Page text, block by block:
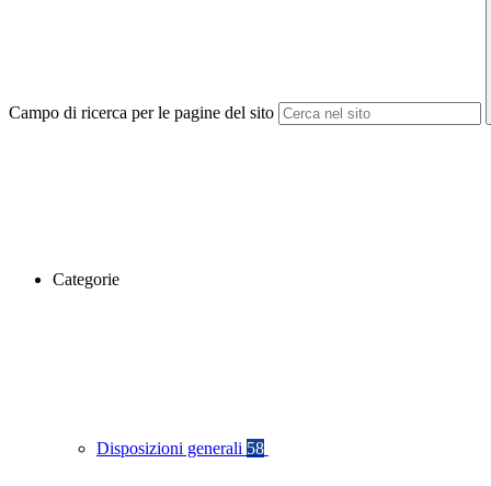
Campo di ricerca per le pagine del sito
Categorie
Disposizioni generali 58